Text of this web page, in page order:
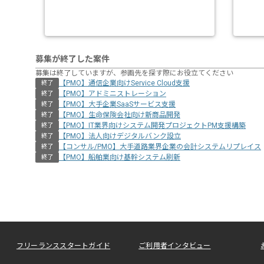
募集が終了した案件
募集は終了していますが、参画先を探す際にお役立てください
終了 【PMO】通信企業向けService Cloud支援
終了 【PMO】アドミニストレーション
終了 【PMO】大手企業SaaSサービス支援
終了 【PMO】生命保険会社向け新商品開発
終了 【PMO】IT業界向けシステム開発プロジェクトPM支援構築
終了 【PMO】法人向けデジタルバンク設立
終了 【コンサル/PMO】大手道路業界企業の会計システムリプレイス
終了 【PMO】船舶業向け基幹システム刷新
フリーランススタートガイド ご利用者インタビュー